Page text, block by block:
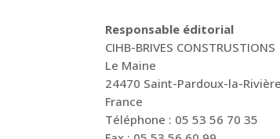
Responsable éditorial
CIHB-BRIVES CONSTRUSTIONS
Le Maine
24470 Saint-Pardoux-la-Rivière
France
Téléphone : 05 53 56 70 35